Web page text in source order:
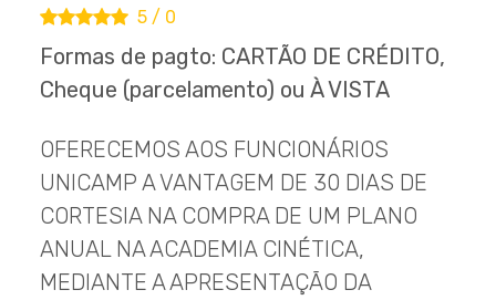
5 / 0
Formas de pagto: CARTÃO DE CRÉDITO,
Cheque (parcelamento) ou À VISTA
OFERECEMOS AOS FUNCIONÁRIOS
UNICAMP A VANTAGEM DE 30 DIAS DE
CORTESIA NA COMPRA DE UM PLANO
ANUAL NA ACADEMIA CINÉTICA,
MEDIANTE A APRESENTAÇÃO DA